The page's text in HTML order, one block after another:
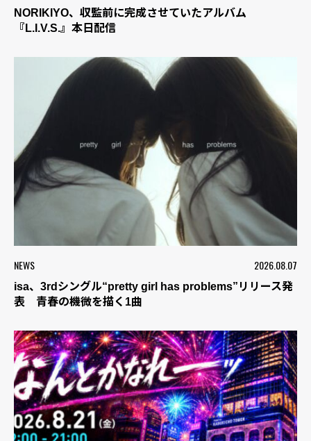
NORIKIYO、収監前に完成させていたアルバム
『L.I.V.S.』本日配信
NEWS 2026.08.07
isa、3rdシングル“pretty girl has problems”リリース発
表 青春の機微を描く1曲